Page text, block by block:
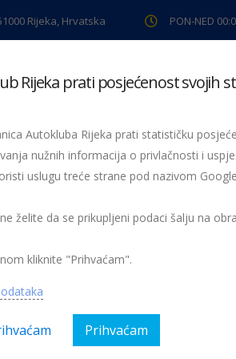
Rijeka, Hrvatska PON-NED
pregled Pomoć na cesti Servis
otvorio sezonu
Alfred Kramer jr., vozač
Rijeka prati posjećenost svojih
Autokluba Rijeka prati statističku
nužnih informacija o privlačnosti i
uslugu treće strane pod nazivom
želite da se prikupljeni podaci šalju na
kliknite "Prihvaćam".
Prihvaćam